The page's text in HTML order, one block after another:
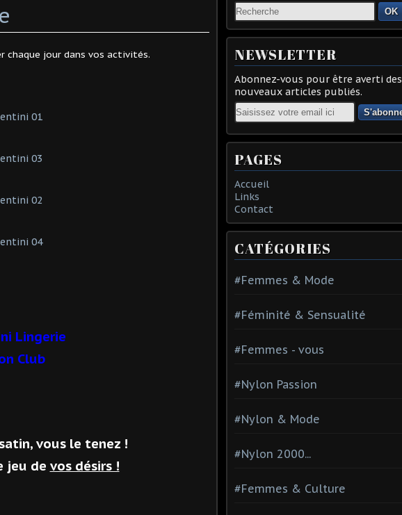
chaque jour dans vos activités.
Lingerie
Club
vous le tenez !
jeu de vos désirs !
OK
NEWSLETTER
Abonnez-vous pour être averti des
nouveaux articles publiés.
Email
PAGES
Accueil
Links
Contact
CATÉGORIES
#Femmes & Mode
#Féminité & Sensualité
#Femmes - vous
#Nylon Passion
#Nylon & Mode
#Nylon 2000...
#Femmes & Culture